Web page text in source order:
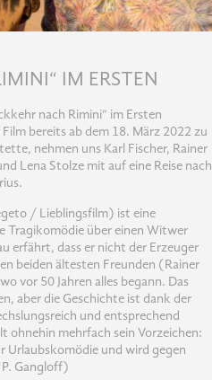
IM ERSTEN
nach Rimini“ im Ersten
bereits ab dem 18. März 2022 zu
nehmen uns Karl Fischer, Rainer
Lena Stolze mit auf eine Reise nach
/ Lieblingsfilm) ist eine
Tragikomödie über einen Witwer
erfährt, dass er nicht der Erzeuger
beiden ältesten Freunden (Rainer
vor 50 Jahren alles begann. Das
aber die Geschichte ist dank der
und entsprechend
ohnehin mehrfach sein Vorzeichen:
Urlaubskomödie und wird gegen
Gangloff)